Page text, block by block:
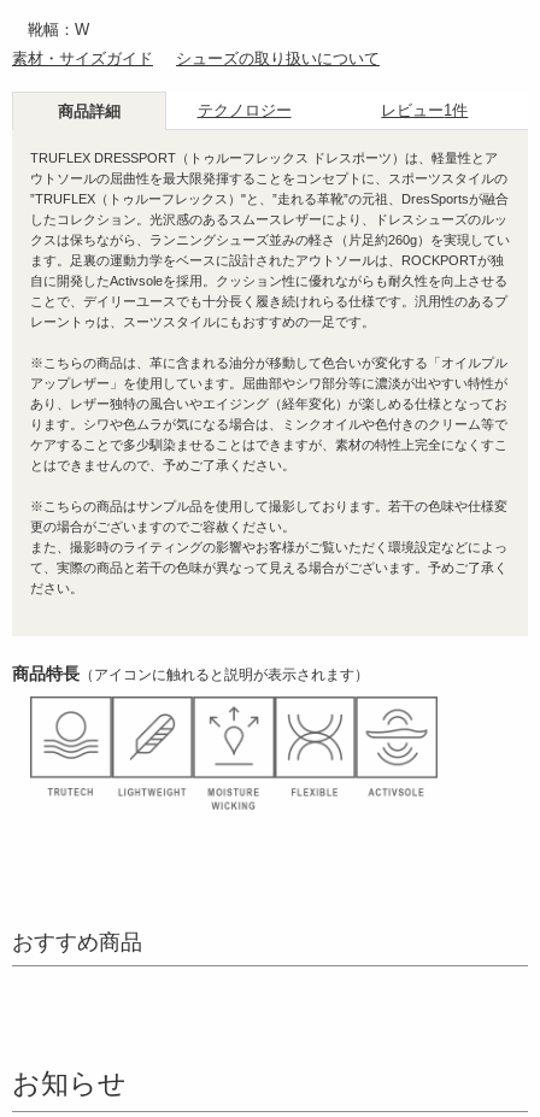
靴幅：W
素材・サイズガイド
シューズの取り扱いについて
商品詳細 テクノロジー レビュー1件
TRUFLEX DRESSPORT（トゥルーフレックス ドレスポーツ）は、軽量性とア
ウトソールの屈曲性を最大限発揮することをコンセプトに、スポーツスタイルの
”TRUFLEX（トゥルーフレックス）"と、”走れる革靴”の元祖、DresSportsが融合
したコレクション。光沢感のあるスムースレザーにより、ドレスシューズのルッ
クスは保ちながら、ランニングシューズ並みの軽さ（片足約260g）を実現してい
ます。足裏の運動力学をベースに設計されたアウトソールは、ROCKPORTが独
自に開発したActivsoleを採用。クッション性に優れながらも耐久性を向上させる
ことで、デイリーユースでも十分長く履き続けれらる仕様です。汎用性のあるプ
レーントゥは、スーツスタイルにもおすすめの一足です。
※こちらの商品は、革に含まれる油分が移動して色合いが変化する「オイルプル
アップレザー」を使用しています。屈曲部やシワ部分等に濃淡が出やすい特性が
あり、レザー独特の風合いやエイジング（経年変化）が楽しめる仕様となってお
ります。シワや色ムラが気になる場合は、ミンクオイルや色付きのクリーム等で
ケアすることで多少馴染ませることはできますが、素材の特性上完全になくすこ
とはできませんので、予めご了承ください。
※こちらの商品はサンプル品を使用して撮影しております。若干の色味や仕様変
更の場合がございますのでご容赦ください。
また、撮影時のライティングの影響やお客様がご覧いただく環境設定などによっ
て、実際の商品と若干の色味が異なって見える場合がございます。予めご了承く
ださい。
商品特長 （アイコンに触れると説明が表示されます）
おすすめ商品
お知らせ